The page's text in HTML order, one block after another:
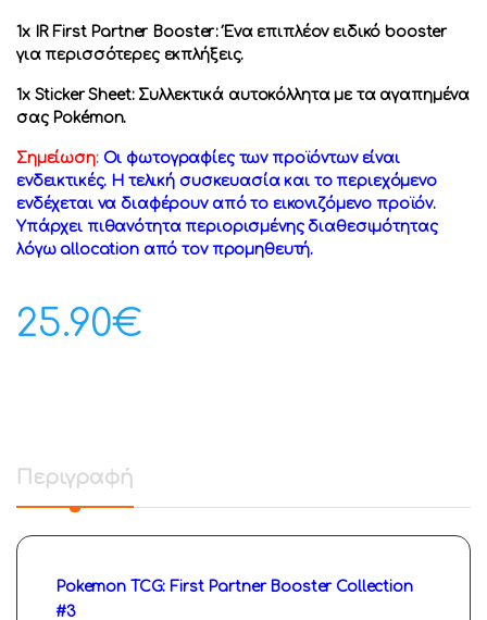
1x IR First Partner Booster: Ένα επιπλέον ειδικό booster
για περισσότερες εκπλήξεις.
1x Sticker Sheet: Συλλεκτικά αυτοκόλλητα με τα αγαπημένα
σας Pokémon.
Σημείωση: Οι φωτογραφίες των προϊόντων είναι
ενδεικτικές. Η τελική συσκευασία και το περιεχόμενο
ενδέχεται να διαφέρουν από το εικονιζόμενο προϊόν.
Υπάρχει πιθανότητα περιορισμένης διαθεσιμότητας
λόγω allocation από τον προμηθευτή.
25.90€
Περιγραφή
Pokemon TCG: First Partner Booster Collection
#3